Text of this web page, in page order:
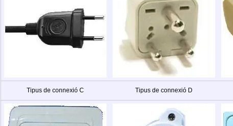
Tipus de connexió C Tipus de connexió D